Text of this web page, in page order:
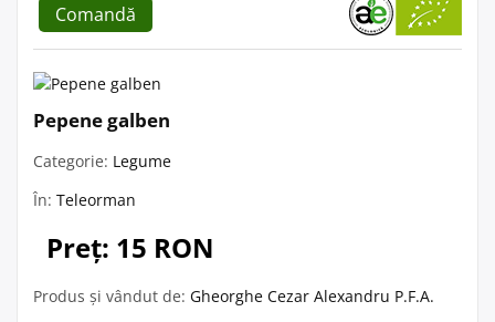
Comandă
Pepene galben
Categorie: Legume
În: Teleorman
Preț: 15 RON
Produs și vândut de: Gheorghe Cezar Alexandru P.F.A.